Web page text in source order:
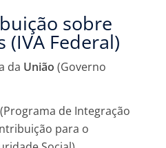
sobre
(IVA Federal)
da União (Governo
(Programa de Integração
para o